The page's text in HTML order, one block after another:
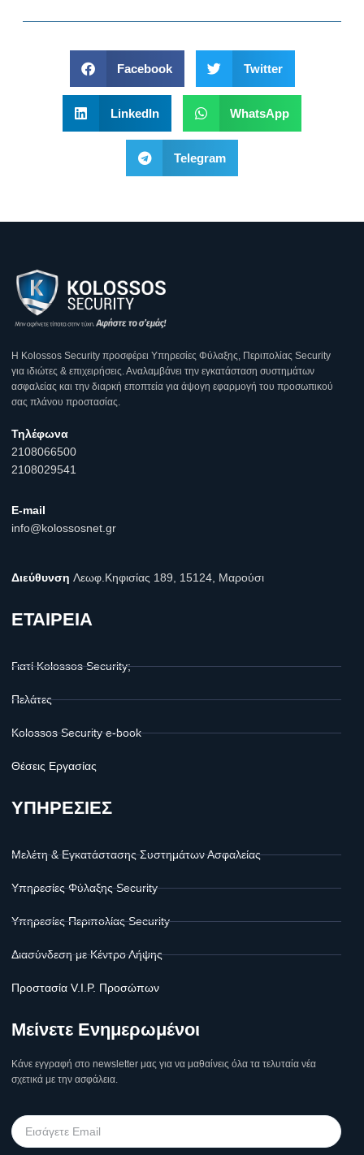
Facebook Twitter
LinkedIn WhatsApp
Telegram
Η Κοlossos Security προσφέρει Υπηρεσίες Φύλαξης, Περιπολίας Security
για ιδιώτες & επιχειρήσεις. Αναλαμβάνει την εγκατάσταση συστημάτων
ασφαλείας και την διαρκή εποπτεία για άψογη εφαρμογή του προσωπικού
σας πλάνου προστασίας.
Τηλέφωνα
2108066500
2108029541
E-mail
info@kolossosnet.gr
Διεύθυνση Λεωφ.Κηφισίας 189, 15124, Μαρούσι
ΕΤΑΙΡΕΙΑ
Γιατί Kolossos Security;
Πελάτες
Kolossos Security e-book
Θέσεις Εργασίας
ΥΠΗΡΕΣΙΕΣ
Μελέτη & Εγκατάστασης Συστημάτων Ασφαλείας
Υπηρεσίες Φύλαξης Security
Υπηρεσίες Περιπολίας Security
Διασύνδεση με Κέντρο Λήψης
Προστασία V.I.P. Προσώπων
Μείνετε Ενημερωμένοι
Κάνε εγγραφή στο newsletter μας για να μαθαίνεις όλα τα τελυταία νέα
σχετικά με την ασφάλεια.